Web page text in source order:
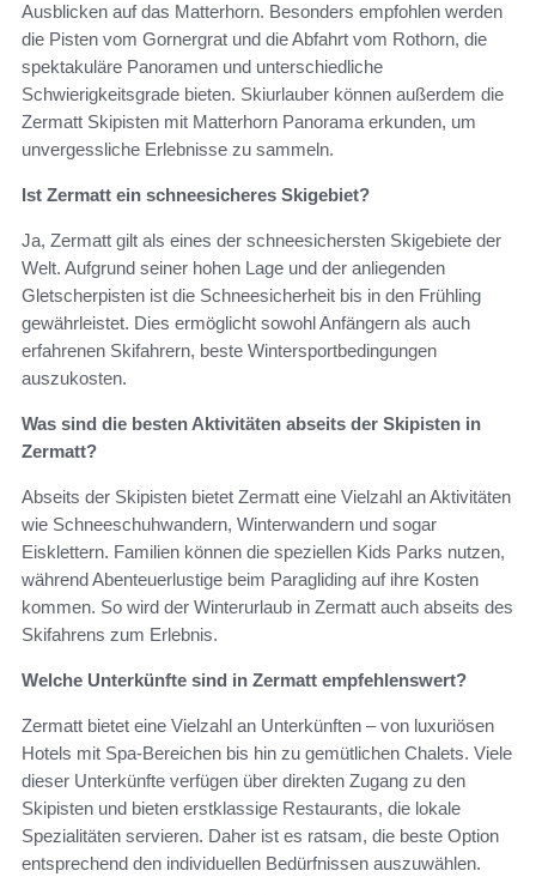
Ausblicken auf das Matterhorn. Besonders empfohlen werden
die Pisten vom Gornergrat und die Abfahrt vom Rothorn, die
spektakuläre Panoramen und unterschiedliche
Schwierigkeitsgrade bieten. Skiurlauber können außerdem die
Zermatt Skipisten mit Matterhorn Panorama erkunden, um
unvergessliche Erlebnisse zu sammeln.
Ist Zermatt ein schneesicheres Skigebiet?
Ja, Zermatt gilt als eines der schneesichersten Skigebiete der
Welt. Aufgrund seiner hohen Lage und der anliegenden
Gletscherpisten ist die Schneesicherheit bis in den Frühling
gewährleistet. Dies ermöglicht sowohl Anfängern als auch
erfahrenen Skifahrern, beste Wintersportbedingungen
auszukosten.
Was sind die besten Aktivitäten abseits der Skipisten in
Zermatt?
Abseits der Skipisten bietet Zermatt eine Vielzahl an Aktivitäten
wie Schneeschuhwandern, Winterwandern und sogar
Eisklettern. Familien können die speziellen Kids Parks nutzen,
während Abenteuerlustige beim Paragliding auf ihre Kosten
kommen. So wird der Winterurlaub in Zermatt auch abseits des
Skifahrens zum Erlebnis.
Welche Unterkünfte sind in Zermatt empfehlenswert?
Zermatt bietet eine Vielzahl an Unterkünften – von luxuriösen
Hotels mit Spa-Bereichen bis hin zu gemütlichen Chalets. Viele
dieser Unterkünfte verfügen über direkten Zugang zu den
Skipisten und bieten erstklassige Restaurants, die lokale
Spezialitäten servieren. Daher ist es ratsam, die beste Option
entsprechend den individuellen Bedürfnissen auszuwählen.